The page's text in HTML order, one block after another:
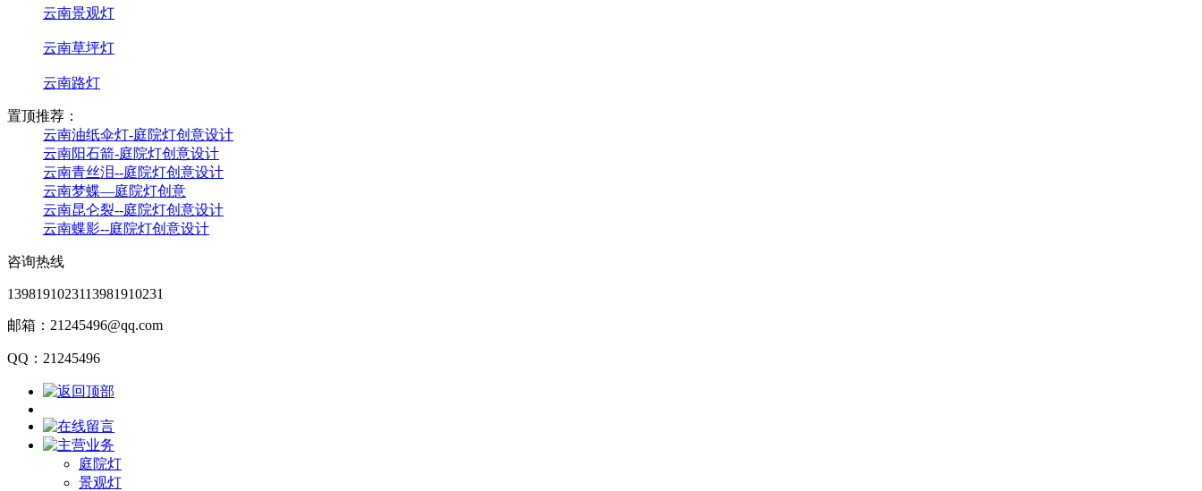
云南景观灯
云南草坪灯
云南路灯
置顶推荐：
云南油纸伞灯-庭院灯创意设计
云南阳石箭-庭院灯创意设计
云南青丝泪--庭院灯创意设计
云南梦蝶—庭院灯创意
云南昆仑裂--庭院灯创意设计
云南蝶影--庭院灯创意设计
咨询热线
1398191023113981910231
邮箱：21245496@qq.com
QQ：21245496
庭院灯
景观灯